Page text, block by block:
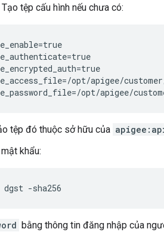
Tạo tệp cấu hình nếu chưa có:
opt/apigee/
opt/apigee/
tệp đó thuộc sở hữu của
khẩu:
-sha256
bằng thông tin đăng nhập của